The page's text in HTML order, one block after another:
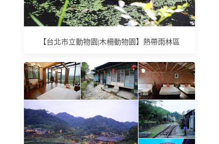
【台北市立動物園|木柵動物園】熱帶雨林區